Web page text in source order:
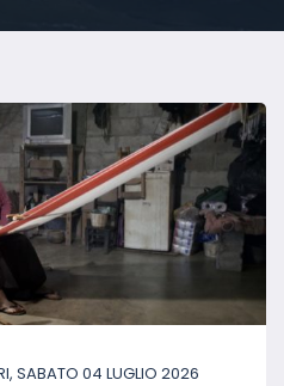
SABATO 04 LUGLIO 2026